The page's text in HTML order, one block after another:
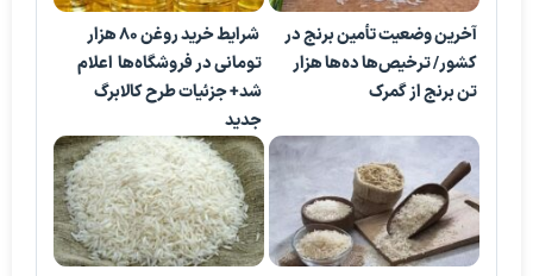
آخرین وضعیت تأمین برنج در
کشور/ ترخیص‌ها ده‌ها هزار
تن برنج از گمرک
شرایط خرید روغن ۸۰ هزار
تومانی در فروشگاه‌ها اعلام
شد+ جزئیات طرح کالابرگ
جدید